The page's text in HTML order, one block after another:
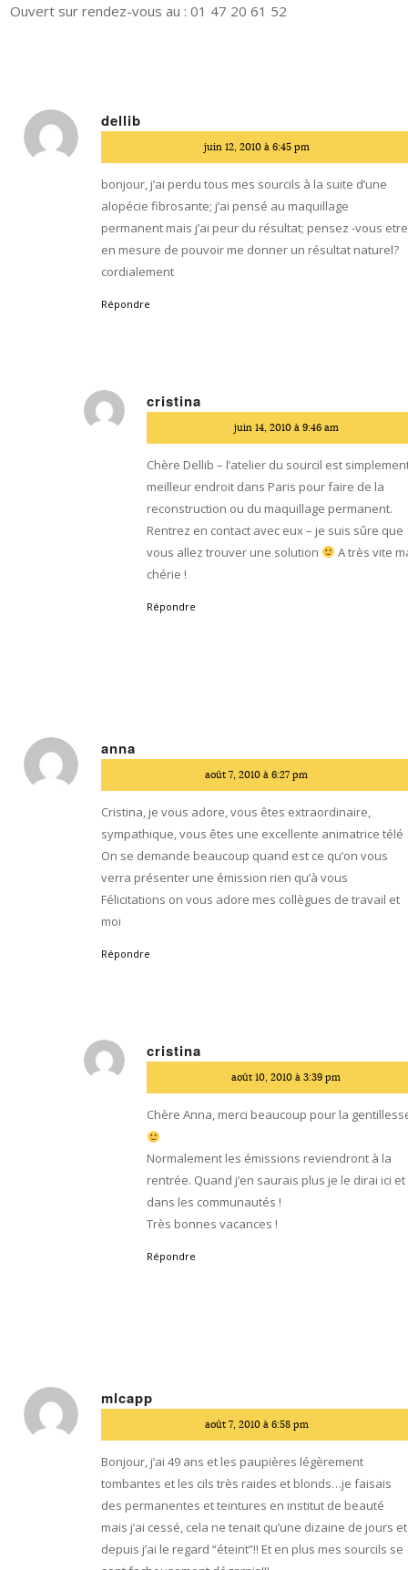
Ouvert sur rendez-vous au : 01 47 20 61 52
dellib
:
juin 12, 2010 à 6:45 pm
bonjour, j’ai perdu tous mes sourcils à la suite d’une
alopécie fibrosante; j’ai pensé au maquillage
permanent mais j’ai peur du résultat; pensez -vous etre
en mesure de pouvoir me donner un résultat naturel?
cordialement
Répondre
cristina
juin 14, 2010 à 9:46 am
Chère Dellib – l’atelier du sourcil est
meilleur endroit dans Paris pour faire de la
reconstruction ou du maquillage permanent.
Rentrez en contact avec eux – je suis sûre que
vous allez trouver une solution
A très vite
chérie !
Répondre
anna
:
août 7, 2010 à 6:27 pm
Cristina, je vous adore, vous êtes extraordinaire,
sympathique, vous êtes une excellente animatrice télé
On se demande beaucoup quand est ce qu’on vous
verra présenter une émission rien qu’à vous
Félicitations on vous adore mes collègues de travail et
moi
Répondre
cristina
août 10, 2010 à 3:39 pm
Chère Anna, merci beaucoup pour la
Normalement les émissions reviendront à la
rentrée. Quand j’en saurais plus je le dirai ici et
dans les communautés !
Très bonnes vacances !
Répondre
mlcapp
août 7, 2010 à 6:58 pm
Bonjour, j’ai 49 ans et les paupières légèrement
tombantes et les cils très raides et blonds…je faisais
des permanentes et teintures en institut de beauté
mais j’ai cessé, cela ne tenait qu’une dizaine de jours et
depuis j’ai le regard “éteint”!! Et en plus mes sourcils se